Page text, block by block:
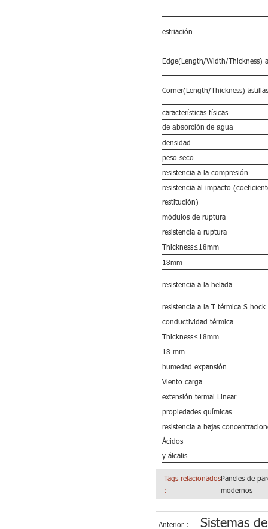
estriación
Edge(Length/Width/Thickness)
Corner(Length/Thickness) astillas
características físicas
de absorción de agua
densidad
peso seco
resistencia a la compresión
resistencia al impacto
restitución)
módulos de ruptura
resistencia a ruptura
Thickness≤18mm
18mm
resistencia a la helada
resistencia a la T térmica S hock
conductividad térmica
Thickness≤18mm
18 mm
humedad expansión
Viento carga
extensión termal Linear
propiedades químicas
resistencia a bajas
Ácidos
y álcalis
Tags relacionados
:
Paneles de
modernos
Anterior :
Sistemas